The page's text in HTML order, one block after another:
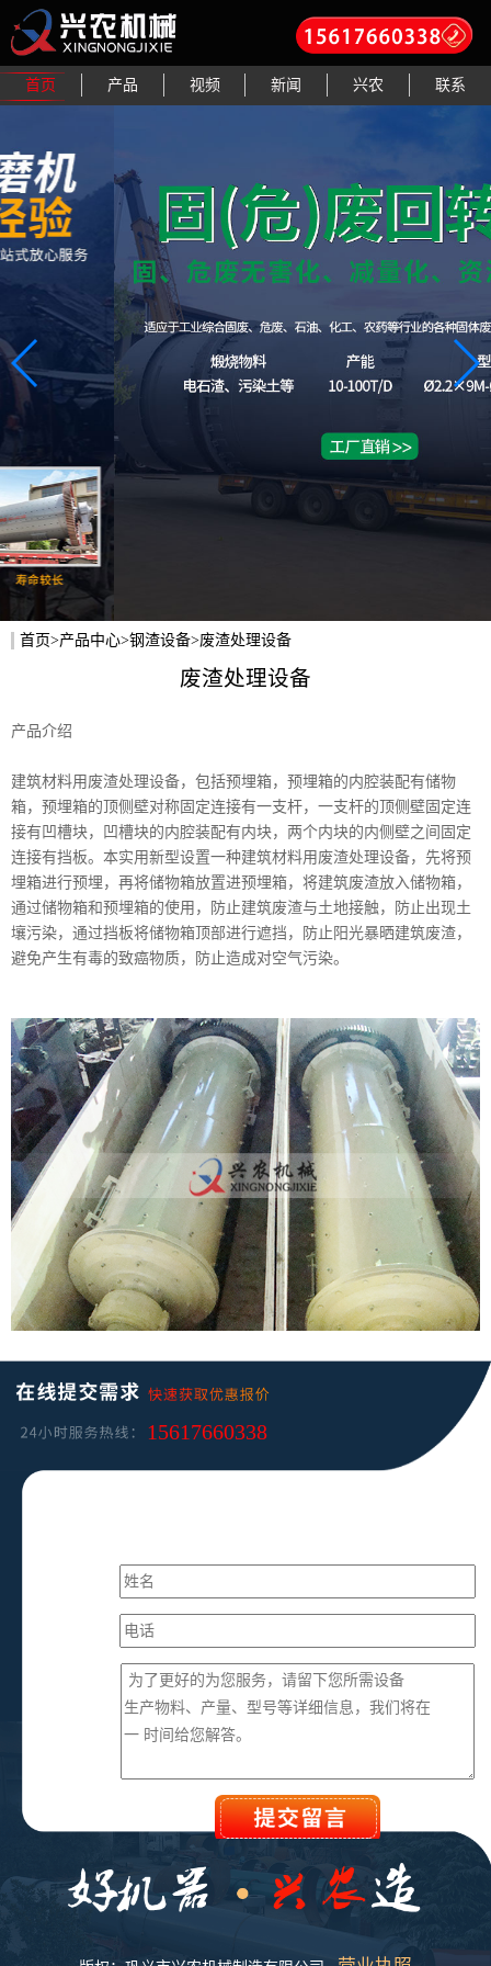
首页 产品 视频 新闻 兴农 联系
首页>产品中心>钢渣设备>废渣处理设备
废渣处理设备
产品介绍
建筑材料用废渣处理设备，包括预埋箱，预埋箱的内腔装配有储物
箱，预埋箱的顶侧壁对称固定连接有一支杆，一支杆的顶侧壁固定连
接有凹槽块，凹槽块的内腔装配有内块，两个内块的内侧壁之间固定
连接有挡板。本实用新型设置一种建筑材料用废渣处理设备，先将预
埋箱进行预埋，再将储物箱放置进预埋箱，将建筑废渣放入储物箱，
通过储物箱和预埋箱的使用，防止建筑废渣与土地接触，防止出现土
壤污染，通过挡板将储物箱顶部进行遮挡，防止阳光暴晒建筑废渣，
避免产生有毒的致癌物质，防止造成对空气污染。
15617660338